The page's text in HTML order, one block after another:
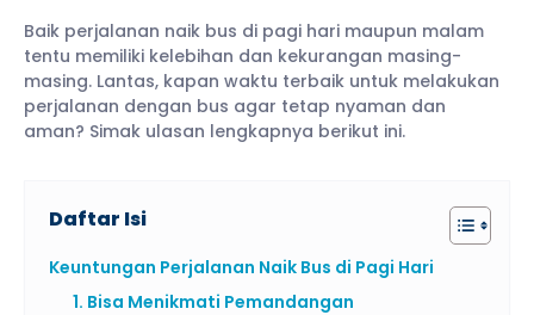
Baik perjalanan naik bus di pagi hari maupun malam
tentu memiliki kelebihan dan kekurangan masing-
masing. Lantas, kapan waktu terbaik untuk melakukan
perjalanan dengan bus agar tetap nyaman dan
aman? Simak ulasan lengkapnya berikut ini.
Daftar Isi
Keuntungan Perjalanan Naik Bus di Pagi Hari
1. Bisa Menikmati Pemandangan